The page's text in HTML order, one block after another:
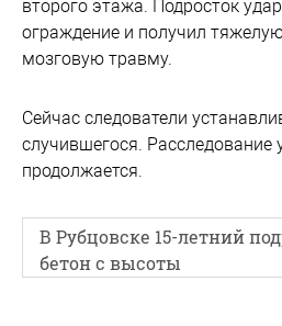
второго этажа. Подросток
ограждение и получил
мозговую травму.
Сейчас следователи
случившегося. Расследование
продолжается.
В Рубцовске 15-летний
бетон с высоты